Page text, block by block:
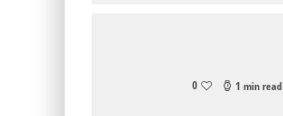
1 min read
0